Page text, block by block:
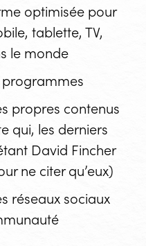
optimisée pour
tablette, TV,
le monde
propres contenus
qui, les derniers
David Fincher
ne citer qu’eux)
réseaux sociaux